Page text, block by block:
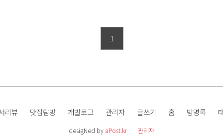
1
리뷰 맛집탐방 개발로그 관리자 글쓰기 홈 방명록
desigNed by aPost.kr 관리자